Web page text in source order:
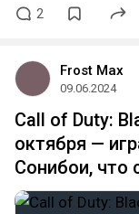
2
Frost Max
09.06.2024
Call of Duty:
октября —
Сонибои, что